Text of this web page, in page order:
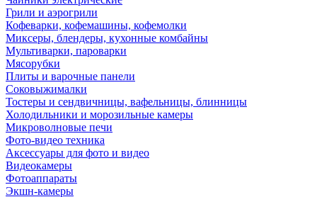
Грили и аэрогрили
Кофеварки, кофемашины, кофемолки
Миксеры, блендеры, кухонные комбайны
Мультиварки, пароварки
Мясорубки
Плиты и варочные панели
Соковыжималки
Тостеры и сендвичницы, вафельницы, блинницы
Холодильники и морозильные камеры
Микроволновые печи
Фото-видео техника
Аксессуары для фото и видео
Видеокамеры
Фотоаппараты
Экшн-камеры